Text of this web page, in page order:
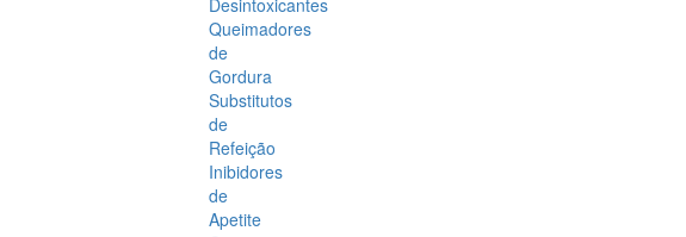
Queimadores
de
Gordura
Substitutos
de
Refeição
Inibidores
de
Apetite